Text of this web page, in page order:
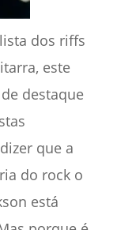
dos riffs
este
destaque
que a
do rock o
está